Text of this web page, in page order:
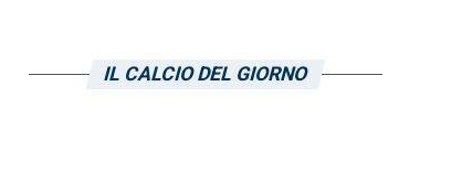
IL CALCIO DEL GIORNO